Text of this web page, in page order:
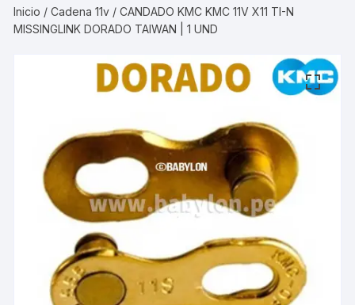
Inicio /Cadena 11v / CANDADO KMC KMC 11V X11 TI-N
MISSINGLINK DORADO TAIWAN | 1 UND